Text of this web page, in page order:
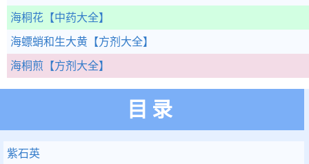
海桐花 【中药大全】
海螵蛸和生大黄 【方剂大全】
海桐煎 【方剂大全】
目录
紫石英